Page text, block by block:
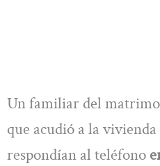
Un familiar del
que acudió a la
respondían al teléfono